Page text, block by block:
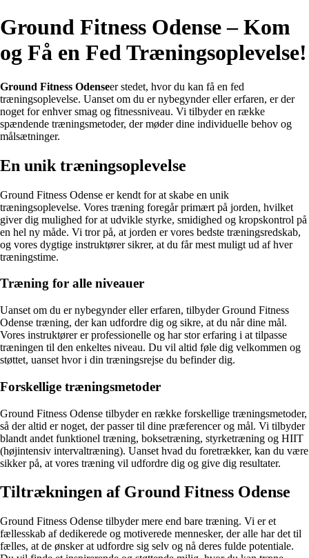
Ground Fitness Odense – Kom
og Få en Fed Træningsoplevelse!
Ground Fitness Odenseer stedet, hvor du kan få en fed
træningsoplevelse. Uanset om du er nybegynder eller erfaren, er der
noget for enhver smag og fitnessniveau. Vi tilbyder en række
spændende træningsmetoder, der møder dine individuelle behov og
målsætninger.
En unik træningsoplevelse
Ground Fitness Odense er kendt for at skabe en unik
træningsoplevelse. Vores træning foregår primært på jorden, hvilket
giver dig mulighed for at udvikle styrke, smidighed og kropskontrol på
en hel ny måde. Vi tror på, at jorden er vores bedste træningsredskab,
og vores dygtige instruktører sikrer, at du får mest muligt ud af hver
træningstime.
Træning for alle niveauer
Uanset om du er nybegynder eller erfaren, tilbyder Ground Fitness
Odense træning, der kan udfordre dig og sikre, at du når dine mål.
Vores instruktører er professionelle og har stor erfaring i at tilpasse
træningen til den enkeltes niveau. Du vil altid føle dig velkommen og
støttet, uanset hvor i din træningsrejse du befinder dig.
Forskellige træningsmetoder
Ground Fitness Odense tilbyder en række forskellige træningsmetoder,
så der altid er noget, der passer til dine præferencer og mål. Vi tilbyder
blandt andet funktionel træning, boksetræning, styrketræning og HIIT
(højintensiv intervaltræning). Uanset hvad du foretrækker, kan du være
sikker på, at vores træning vil udfordre dig og give dig resultater.
Tiltrækningen af Ground Fitness Odense
Ground Fitness Odense tilbyder mere end bare træning. Vi er et
fællesskab af dedikerede og motiverede mennesker, der alle har det til
fælles, at de ønsker at udfordre sig selv og nå deres fulde potentiale.